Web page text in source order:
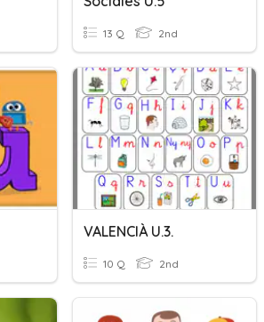
13 Q 2nd
VALENCIÀ U.3.
10 Q 2nd